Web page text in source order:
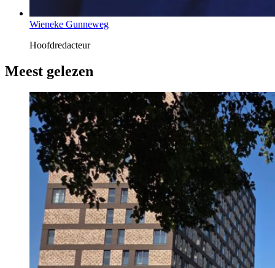
Wieneke Gunneweg
Hoofdredacteur
Meest gelezen